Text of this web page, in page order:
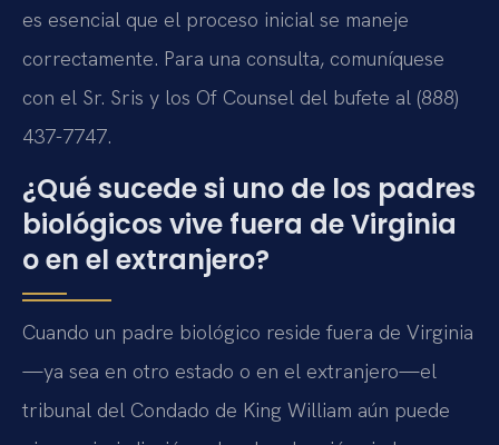
es esencial que el proceso inicial se maneje
correctamente. Para una consulta, comuníquese
con el Sr. Sris y los Of Counsel del bufete al (888)
437-7747.
¿Qué sucede si uno de los padres
biológicos vive fuera de Virginia
o en el extranjero?
Cuando un padre biológico reside fuera de Virginia
—ya sea en otro estado o en el extranjero—el
tribunal del Condado de King William aún puede